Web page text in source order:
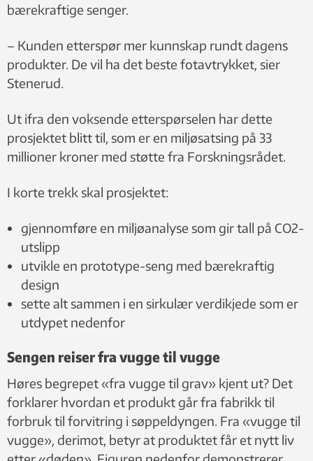
bærekraftige senger.
– Kunden etterspør mer kunnskap rundt dagens
produkter. De vil ha det beste fotavtrykket, sier
Stenerud.
Ut ifra den voksende etterspørselen har dette
prosjektet blitt til, som er en miljøsatsing på 33
millioner kroner med støtte fra Forskningsrådet.
I korte trekk skal prosjektet:
gjennomføre en miljøanalyse som gir tall på CO2-
utslipp
utvikle en prototype-seng med bærekraftig
design
sette alt sammen i en sirkulær verdikjede som er
utdypet nedenfor
Sengen reiser fra vugge til vugge
Høres begrepet «fra vugge til grav» kjent ut? Det
forklarer hvordan et produkt går fra fabrikk til
forbruk til forvitring i søppeldyngen. Fra «vugge til
vugge», derimot, betyr at produktet får et nytt liv